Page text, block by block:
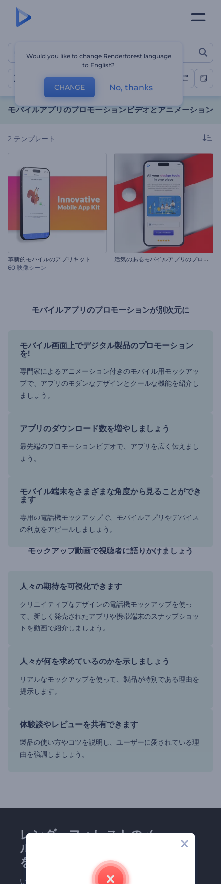
モバイルアプリのプロモー
モバイルアプリの紹介
モバイルアプリのプロモーションビデオとアニメーション
2 テンプレート
革新的モバイルのアプリキット
60 映像シーン
活
気のあるモバイルアプリのプロモーション
モバイルアプリのプロモーションが別次元に
モバイル画面上でデジタル製品のプロモーション
を!
専門家によるアニメーション付きのモバイル用モックアッ
プで、アプリのモダンなデザインとクールな機能を紹介し
ましょう。
アプリのダウンロード数を増やしましょう
最先端のプロモーションビデオで、アプリを広く伝えまし
ょう。
モバイル端末をさまざまな角度から見ることができ
ます
専用の電話機モックアップで、モバイルアプリやデバイス
の利点をアピールしましょう。
モックアップ動画で視聴者に語りかけましょう
人々の期待を可視化できます
クリエイティブなデザインの電話機モックアップを使っ
て、新しく発売されたアプリや携帯端末のスナップショッ
トを動画で紹介しましょう。
人々が何を求めているのかを示しましょう
リアルなモックアップを使って、製品が特別である理由を
提示します。
体験談やレビューを共有できます
製品の使い方やコツを説明し、ユーザーに愛されている理
由を強調しましょう。
レンダーフォレストのメー
ルマガジンにどうかご登録
を！
いち早く最新のニュースとオファーを受け
Would you like to change Renderforest language
to English?
CHANGE No, thanks